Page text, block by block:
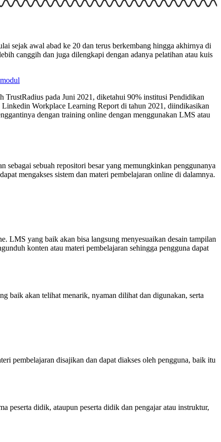
sejak awal abad ke 20 dan terus berkembang hingga akhirnya di
canggih dan juga dilengkapi dengan adanya pelatihan atau kuis
TrustRadius pada Juni 2021, diketahui 90% institusi Pendidikan
Workplace Learning Report di tahun 2021, diindikasikan
dengan training online dengan menggunakan LMS atau
sebuah repositori besar yang memungkinkan penggunanya
mengakses sistem dan materi pembelajaran online di dalamnya.
LMS yang baik akan bisa langsung menyesuaikan desain tampilan
konten atau materi pembelajaran sehingga pengguna dapat
baik akan telihat menarik, nyaman dilihat dan digunakan, serta
pembelajaran disajikan dan dapat diakses oleh pengguna, baik itu
peserta didik, ataupun peserta didik dan pengajar atau instruktur,